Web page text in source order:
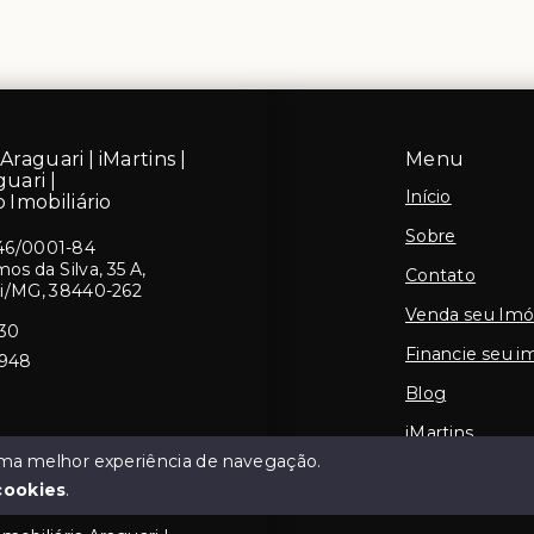
Menu
Início
Sobre
Contato
Venda seu
Financie seu
Blog
iMartins
| iMartins |
|
Imobiliário
0001-84
da Silva, 35 A,
MG, 38440-262
melhor experiência de navegação.
.